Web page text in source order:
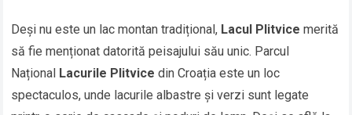
Deși nu este un lac montan tradițional, Lacul Plitvice merită
să fie menționat datorită peisajului său unic. Parcul
Național Lacurile Plitvice din Croația este un loc
spectaculos, unde lacurile albastre și verzi sunt legate